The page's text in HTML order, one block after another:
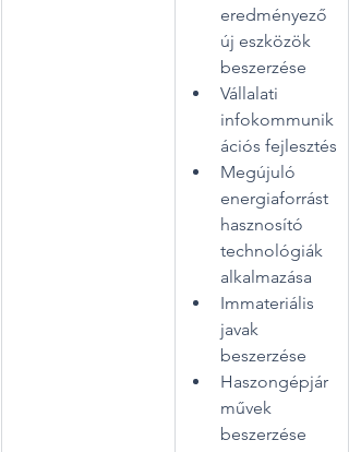
eredményező
új eszközök
beszerzése
Vállalati
infokommunik
ációs fejlesztés
Megújuló
energiaforrást
hasznosító
technológiák
alkalmazása
Immateriális
javak
beszerzése
Haszongépjár
művek
beszerzése